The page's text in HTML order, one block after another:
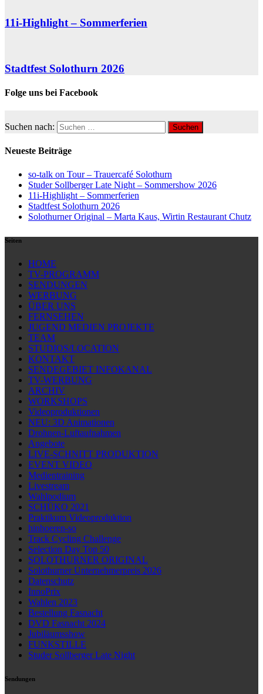
11i-Highlight – Sommerferien
Stadtfest Solothurn 2026
Folge uns bei Facebook
Suchen nach:
Neueste Beiträge
so-talk on Tour – Trauercafé Solothurn
Studer Sollberger Late Night – Sommershow 2026
11i-Highlight – Sommerferien
Stadtfest Solothurn 2026
Solothurner Original – Marta Kaus, Wirtin Restaurant Chutz
Seiten
HOME
TV-PROGRAMM
SENDUNGEN
WERBUNG
ÜBER UNS
FERNSEHEN
JUGEND MEDIEN PROJEKTE
TEAM
STUDIOS/LOCATION
KONTAKT
SENDEGEBIET INFOKANAL
TV-WERBUNG
ARCHIV
WORKSHOPS
Videoproduktionen
NEU: 3D Animationen
Drohnen-Luftaufnahmen
Angebote
LIVE-SCHNITT PRODUKTION
EVENT VIDEO
Medientraining
Livestream
Wahlpodium
SCHÜKO 2021
Praktikum Videoproduktion
hinhoeren-so
Track Cycling Challenge
Selection Day Top 50
SOLOTHURNER ORIGINAL
Solothurner Unternehmerpreis 2026
Datenschutz
InnoPrix
Wahlen 2023
Bestellung Fasnacht
DVD Fasnacht 2024
Jubiläumsshow
FUNKSTILLE
Studer Sollberger Late Night
Sendungen